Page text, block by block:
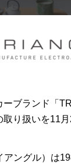
ブランド「
取り扱いを11
アングル）は